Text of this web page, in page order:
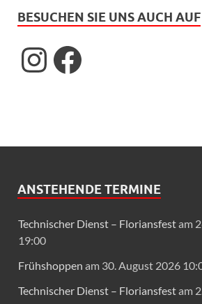
BESUCHEN SIE UNS AUCH AUF
ANSTEHENDE TERMINE
Technischer Dienst – Floriansfestam
19:00
Frühshoppen am 30. August 2026
Technischer Dienst – Floriansfestam